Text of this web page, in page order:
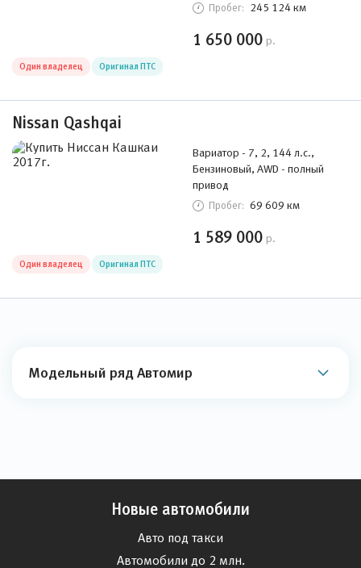
Пробег: 245 124 км
1 650 000 р.
Один владелец Оригинал ПТС
Nissan Qashqai
Вариатор - 7, 2, 144 л.с.,
Бензиновый, AWD - полный
привод
Пробег: 69 609 км
1 589 000 р.
Один владелец Оригинал ПТС
Модельный ряд Автомир
Новые автомобили
Авто под такси
Автомобили до 2 млн.